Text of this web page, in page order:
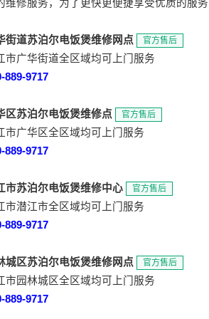
维修服务，为了更快更便捷享受优质的服
街道苏泊尔电饭煲维修网点 官方售后
市广华街道全区域均可上门服务
889-9717
区苏泊尔电饭煲维修点 官方售后
市广华区全区域均可上门服务
889-9717
市苏泊尔电饭煲维修中心 官方售后
市潜江市全区域均可上门服务
889-9717
城区苏泊尔电饭煲维修网点 官方售后
市园林城区全区域均可上门服务
889-9717